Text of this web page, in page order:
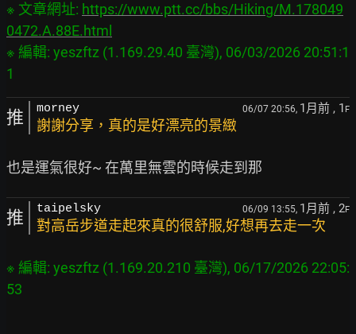
※ 文章網址: https://www.ptt.cc/bbs/Hiking/M.178049
0472.A.88E.html
※ 編輯: yeszftz (1.169.29.40 臺灣), 06/03/2026 20:51:1
推 morney 06/07 20:56, 1月前 , 1 F
謝謝分享，真的是好漂亮的景緻
推 taipelsky 06/09 13:55, 1月前 , 2F
對高岳步道走起來真的很舒服,好想再去走一次
※ 編輯: yeszftz (1.169.20.210 臺灣), 06/17/2026 22:05: